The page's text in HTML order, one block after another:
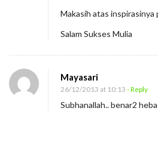
Makasih atas inspirasinya
Salam Sukses Mulia
Mayasari
26/12/2013 at 10:13 - Reply